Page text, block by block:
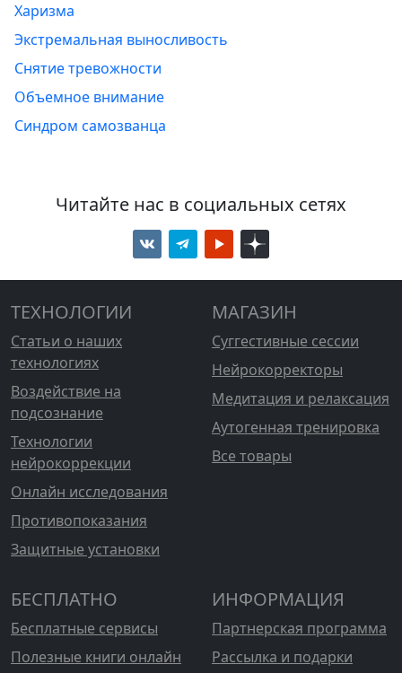
Харизма
Экстремальная выносливость
Снятие тревожности
Объемное внимание
Синдром самозванца
Читайте нас в социальных сетях
ТЕХНОЛОГИИ
Статьи о наших
технологиях
Воздействие на
подсознание
Технологии
нейрокоррекции
Онлайн исследования
Противопоказания
Защитные установки
МАГАЗИН
Суггестивные сессии
Нейрокорректоры
Медитация и релаксация
Аутогенная тренировка
Все товары
БЕСПЛАТНО
Бесплатные сервисы
Полезные книги онлайн
ИНФОРМАЦИЯ
Партнерская программа
Рассылка и подарки